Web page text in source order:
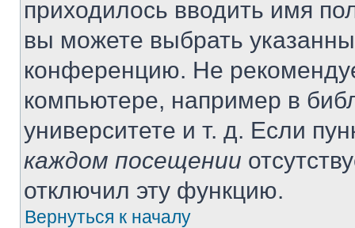
приходилось вводить имя
вы можете выбрать
конференцию. Не
компьютере, например в
университете и т. д. Если
каждом посещении
отключил эту функцию.
Вернуться к началу